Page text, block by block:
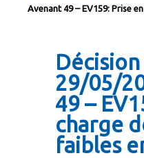
Avenant 49 – EV159: Prise
29/05/
49 –
charge
faibles